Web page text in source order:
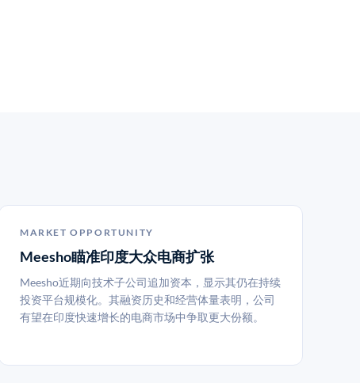
MARKET OPPORTUNITY
Meesho瞄准印度大众电商扩张
Meesho近期向技术子公司追加资本，显示其仍在持续
投资平台规模化。其融资历史和经营体量表明，公司
有望在印度快速增长的电商市场中争取更大份额。